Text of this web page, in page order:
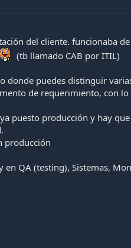
del cliente. funcionaba
(tb llamado CAB por ITIL)
donde puedes distinguir
de requerimiento, con
puesto producción y hay
producción
QA (testing), Sistemas,